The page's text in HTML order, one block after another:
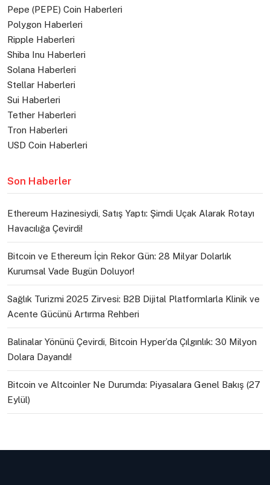
Pepe (PEPE) Coin Haberleri
Polygon Haberleri
Ripple Haberleri
Shiba Inu Haberleri
Solana Haberleri
Stellar Haberleri
Sui Haberleri
Tether Haberleri
Tron Haberleri
USD Coin Haberleri
Son Haberler
Ethereum Hazinesiydi, Satış Yaptı: Şimdi Uçak Alarak Rotayı
Havacılığa Çevirdi!
Bitcoin ve Ethereum İçin Rekor Gün: 28 Milyar Dolarlık
Kurumsal Vade Bugün Doluyor!
Sağlık Turizmi 2025 Zirvesi: B2B Dijital Platformlarla Klinik ve
Acente Gücünü Artırma Rehberi
Balinalar Yönünü Çevirdi, Bitcoin Hyper’da Çılgınlık: 30 Milyon
Dolara Dayandı!
Bitcoin ve Altcoinler Ne Durumda: Piyasalara Genel Bakış (27
Eylül)